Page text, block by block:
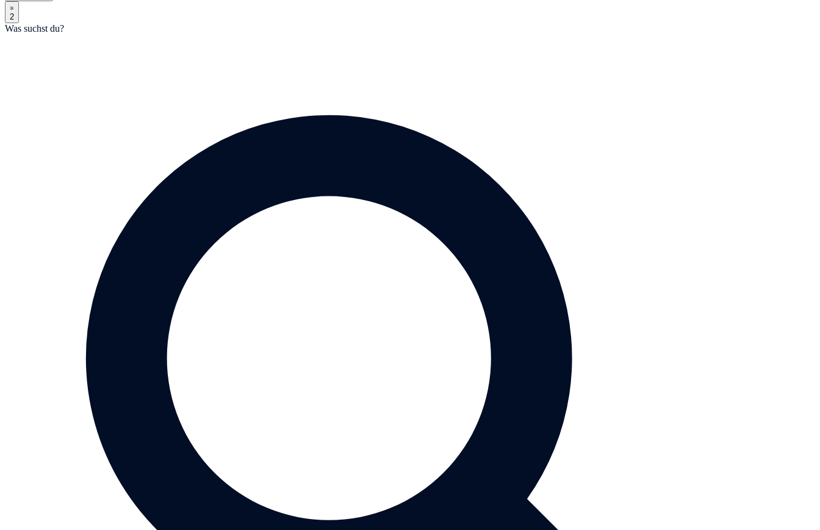
2
Was suchst du?